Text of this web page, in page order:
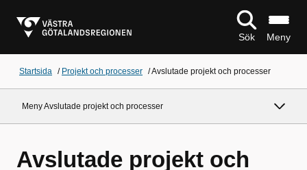
Sök Meny
Startsida / Projekt och processer /Avslutade projekt och processer
Meny Avslutade projekt och processer
Avslutade projekt och